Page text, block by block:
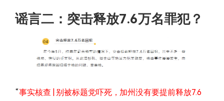
谣言二：突击释放7.6万名罪犯？
“事实核查 | 别被标题党吓死，加州没有要提前释放7.6